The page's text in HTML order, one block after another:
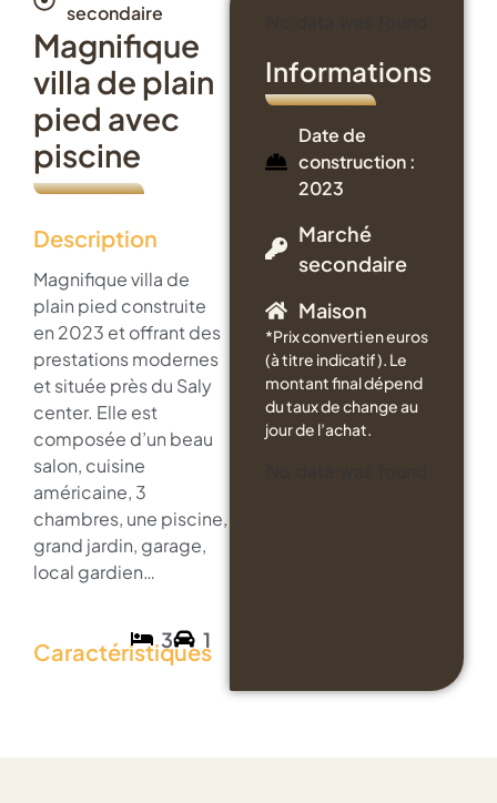
secondaire
Magnifique
villa de plain
pied avec
piscine
Description
Magnifique villa de
plain pied construite
en 2023 et offrant des
prestations modernes
et située près du Saly
center. Elle est
composée d’un beau
salon, cuisine
américaine, 3
chambres, une piscine,
grand jardin, garage,
local gardien…
Caractéristiques
3 1
Informations
Date de
construction :
2023
Marché
secondaire
Maison
*Prix converti en euros
(à titre indicatif). Le
montant final dépend
du taux de change au
jour de l’achat.